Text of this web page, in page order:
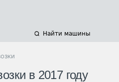
Найти машины
в 2017 году